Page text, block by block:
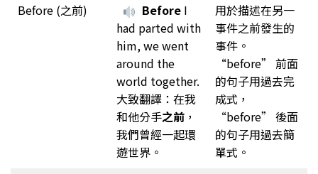
Before (之前) Before I
had parted with
him, we went
around the
world together.
大致翻譯：在我
和他分手之前 ，
我們曾經一起環
遊世界。
用於描述在另一
事件之前發生的
事件。
“before” 前面
的句子用過去完
成式，
“before” 後面
的句子用過去簡
單式。